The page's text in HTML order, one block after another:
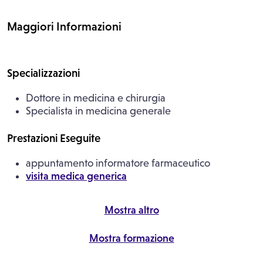
Maggiori Informazioni
Specializzazioni
Dottore in medicina e chirurgia
Specialista in medicina generale
Prestazioni Eseguite
appuntamento informatore farmaceutico
visita medica generica
Mostra altro
Mostra formazione